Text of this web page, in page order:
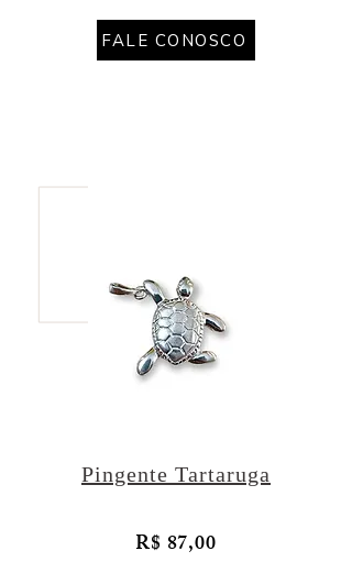
FALE CONOSCO
Pingente Tartaruga
R$ 87,00